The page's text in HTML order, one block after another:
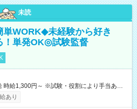
未読
単WORK◆未経験から好き
！単発OK◎試験監督
昇給あり 【即給（前払い）オプションあ
場合、勤務から1週間ほどで給与の一部を受け
あり